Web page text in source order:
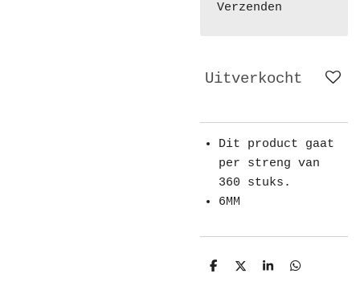
Verzenden
Uitverkocht
Dit product gaat
per streng van
360 stuks.
6MM
D
D
S
D